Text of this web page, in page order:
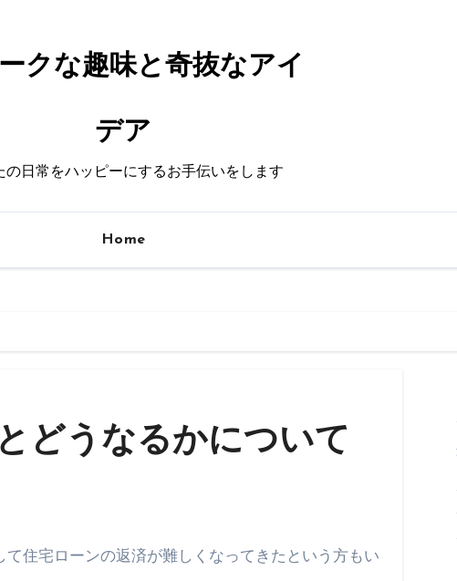
クな趣味と奇抜なアイ
デア
の日常をハッピーにするお手伝いをします
Home
どうなるかについて